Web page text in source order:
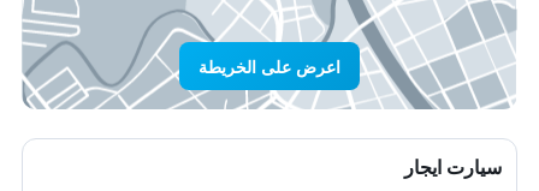
اعرض على الخريطة
سيارت ايجار